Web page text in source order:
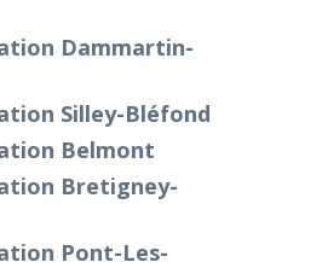
Dammartin-
Silley-Bléfond
Belmont
Bretigney-
Pont-Les-